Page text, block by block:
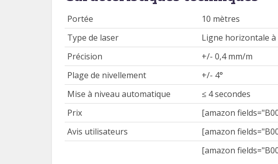
Portée
10 mètres
Type de laser
Ligne horizontale à
Précision
+/- 0,4 mm/m
Plage de nivellement
+/- 4°
Mise à niveau automatique
≤ 4 secondes
Prix
[amazon
Avis utilisateurs
[amazon
[amazon